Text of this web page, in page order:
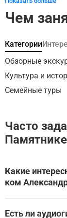
и увидите
Чем
Категории
Обзорные
Культура и
Семейные туры
Часто
Какие
ком
е, в окружении
Есть ли